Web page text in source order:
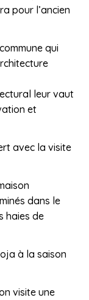
pour l’ancien
qui
leur vaut
et
avec la visite
dans le
haies de
à la saison
visite une